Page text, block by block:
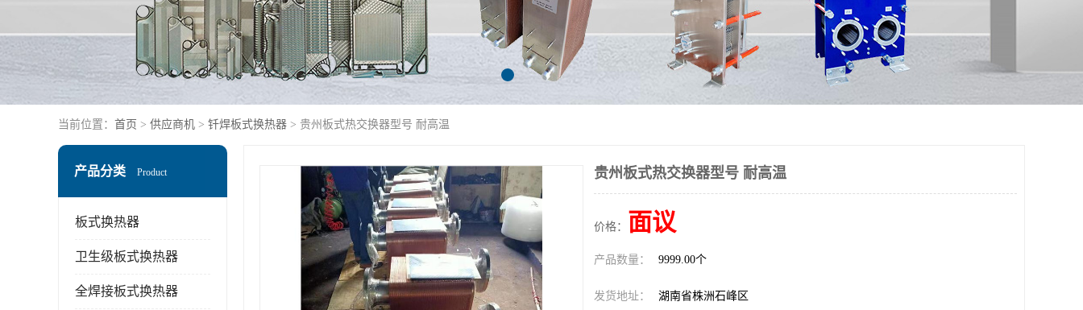
当前位置： 首页 > 供应商机 > 钎焊板式换热器 > 贵州板式热交换器型号 耐高温
产品分类 Product
板式换热器
卫生级板式换热器
全焊接板式换热器
贵州板式热交换器型号 耐高温
价格： 面议
产品数量： 9999.00个
发货地址： 湖南省株洲石峰区